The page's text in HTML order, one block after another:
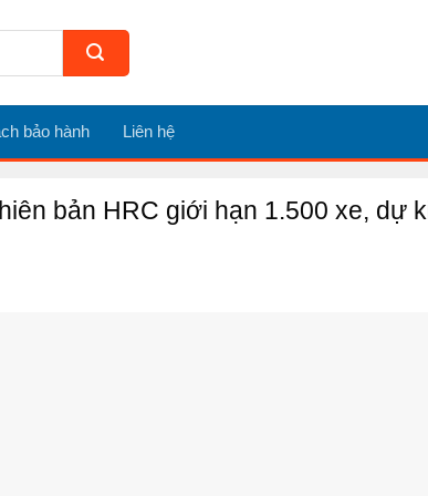
bảo hành Liên hệ
bản HRC giới hạn 1.500 xe, dự